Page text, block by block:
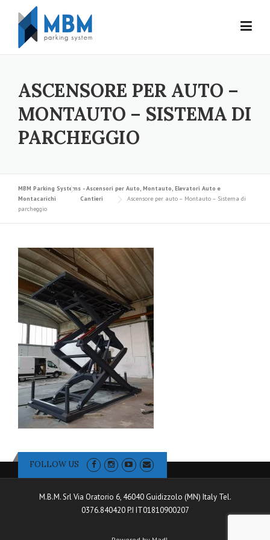
Skip to content
ASCENSORE PER AUTO –
MONTAUTO – SISTEMA DI
PARCHEGGIO
MBM Parking Systems - Ascensori per Auto, Montauto, Elevatori Auto e
Montacarichi
Cantieri
Ascensore per auto – Montauto – Sistema di
parcheggio
FOLLOW US
M.B.M. Srl Via Oratorio 6, 46040 Guidizzolo (MN) Italy Tel.
0376.840420 P.I IT01810900207